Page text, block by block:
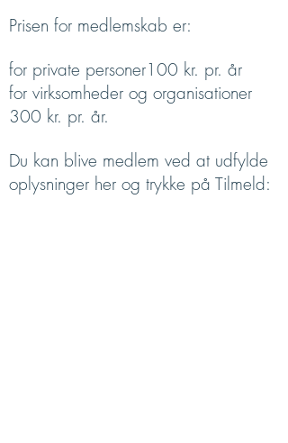
Prisen for medlemskab er:
for private personer100 kr. pr. år
for virksomheder og organisationer
300 kr. pr. år.
Du kan blive medlem ved at udfylde
oplysninger her og trykke på Tilmeld: